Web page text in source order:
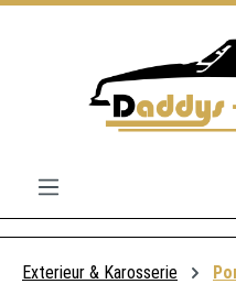
Exterieur & Karosserie